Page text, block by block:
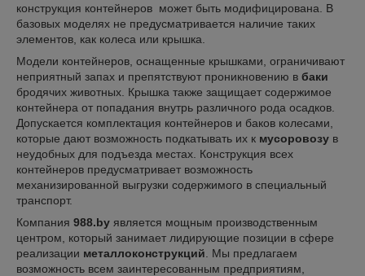
конструкция контейнеров может быть модифицирована. В
базовых моделях не предусматривается наличие таких
элементов, как колеса или крышка.
Модели контейнеров, оснащенные крышками, ограничивают
неприятный запах и препятствуют проникновению в баки
бродячих животных. Крышка также защищает содержимое
контейнера от попадания внутрь различного рода осадков.
Допускается комплектация контейнеров и баков колесами,
которые дают возможность подкатывать их к мусоровозу в
неудобных для подъезда местах. Конструкция всех
контейнеров предусматривает возможность
механизированной выгрузки содержимого в специальный
транспорт.
Компания 988.by является мощным производственным
центром, который занимает лидирующие позиции в сфере
реализации металлоконструкций . Мы предлагаем
возможность всем заинтересованным предприятиям,